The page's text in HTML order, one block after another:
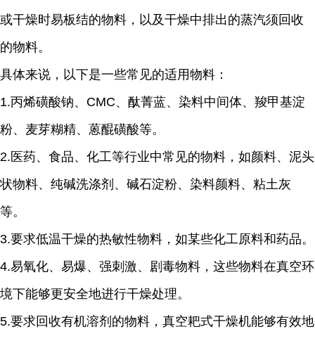
或干燥时易板结的物料，以及干燥中排出的蒸汽须回收
的物料。
具体来说，以下是一些常见的适用物料：
1.丙烯磺酸钠、 CMC、酞菁蓝、染料中间体、羧甲基淀
粉、麦芽糊精、蒽醌磺酸等。
2. 医药、食品、化工等行业中常见的物料，如颜料、泥头
状物料、纯碱洗涤剂、碱石淀粉、染料颜料、粘土灰
等。
3.要求低温干燥的热敏性物料，如某些化工原料和药品。
4.易氧化、易爆、强刺激、剧毒物料，这些物料在真空环
境下能够更安全地进行干燥处理。
5.要求回收有机溶剂的物料，真空耙式干燥机能够有效地